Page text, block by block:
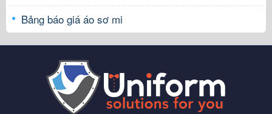
Bảng báo giá áo sơ mi